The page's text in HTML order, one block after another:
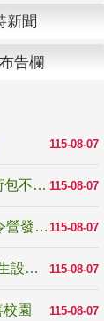
新聞
告欄
115-08-07
115-08-07
反詐騙宣導_防詐有道，霹靂布袋戲陪你守護荷包不受騙
115-08-07
跨越限制，探索潛能！115年多元潛能發展夏令營發掘生命無限可能
115-08-07
高齡不是終點而是夢想起點！教育部打造「人生設計夢工場」 參展第3屆高齡健康產業博覽會
115-08-07
園